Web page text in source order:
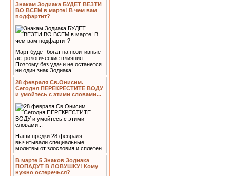
Знакам Зодиака БУДЕТ ВЕЗТИ
ВО ВСЕМ в марте! В чем вам
подфартит?
Март будет богат на позитивные
астрологические влияния.
Поэтому без удачи не останется
ни один знак Зодиака!
28 февраля Св.Онисим.
Сегодня ПЕРЕКРЕСТИТЕ ВОДУ
и умойтесь с этими словами...
Наши предки 28 февраля
вычитывали специальные
молитвы от злословия и сплетен.
В марте 5 Знаков Зодиака
ПОПАДУТ В ЛОВУШКУ! Кому
нужно остеречься?